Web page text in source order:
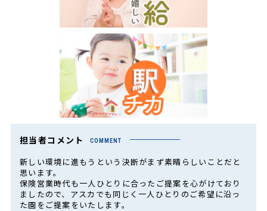
担当者コメント COMMENT
新しい環境に進もうという決断がまず素晴らしいことだと
思います。
保険営業時代も一人ひとりに合ったご提案を心がけており
ましたので、アスカでも同じく一人ひとりのご希望に沿っ
た園をご提案をいたします。